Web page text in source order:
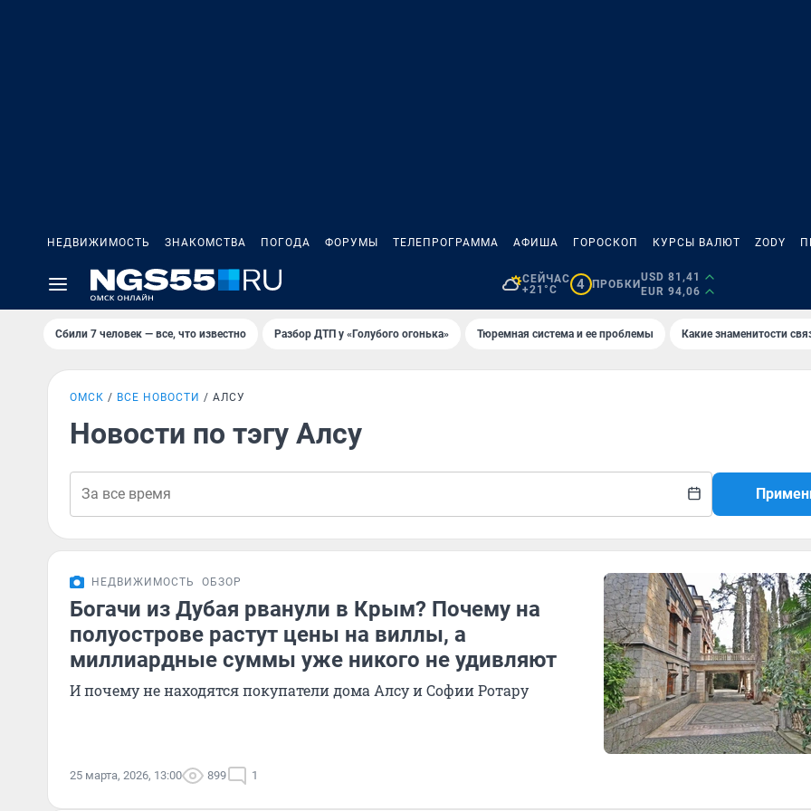
НЕДВИЖИМОСТЬ ЗНАКОМСТВА ПОГОДА ФОРУМЫ ТЕЛЕПРОГРАММА АФИША ГОРОСКОП КУРСЫ ВАЛЮТ ZODY
СЕЙЧАС
+21°C
4 ПРОБКИ
USD 81,41
EUR 94,06
Сбили 7 человек — все, что известно Разбор ДТП у «Голубого огонька» Тюремная система и ее проблемы Какие знаменитости
ОМСК ВСЕ НОВОСТИ АЛСУ
Новости по тэгу Алсу
НЕДВИЖИМОСТЬ ОБЗОР
Богачи из Дубая рванули в Крым? Почему на
полуострове растут цены на виллы, а
миллиардные суммы уже никого не удивляют
И почему не находятся покупатели дома Алсу и Софии Ротару
25 марта, 2026, 13:00 899 1